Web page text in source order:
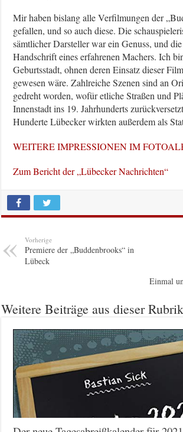
Mir haben bislang alle Verfilmungen der
gefallen, und so auch diese. Die
sämtlicher Darsteller war ein Genuss, und
Handschrift eines erfahrenen Machers. Ich
Geburtsstadt, ohnen deren Einsatz dieser
gewesen wäre. Zahlreiche Szenen sind an
gedreht worden, wofür etliche Straßen und
Innenstadt ins 19. Jahrhunderts
Hunderte Lübecker wirkten außerdem als
WEITERE IMPRESSIONEN IM
Zum Bericht der „Lübecker Nachrichten“
Vorherige
Premiere der „Buddenbrooks“ in
Lübeck
Einmal
Weitere Beiträge aus dieser Rubrik